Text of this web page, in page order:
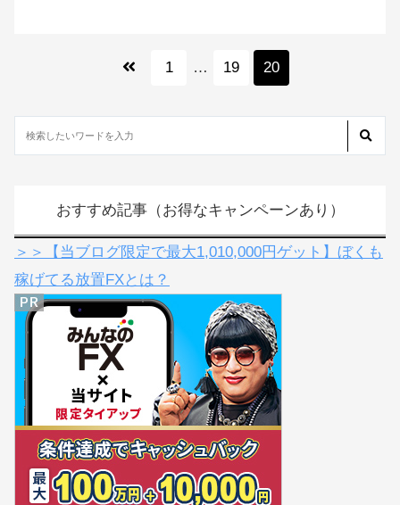
1 … 19 20
おすすめ記事（お得なキャンペーンあり）
＞＞【当ブログ限定で最大1,010,000円ゲット】ぼくも
稼げてる放置FXとは？